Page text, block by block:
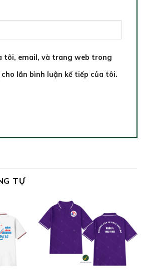
tôi, email, và trang web trong
lần bình luận kế tiếp của tôi.
TỰ